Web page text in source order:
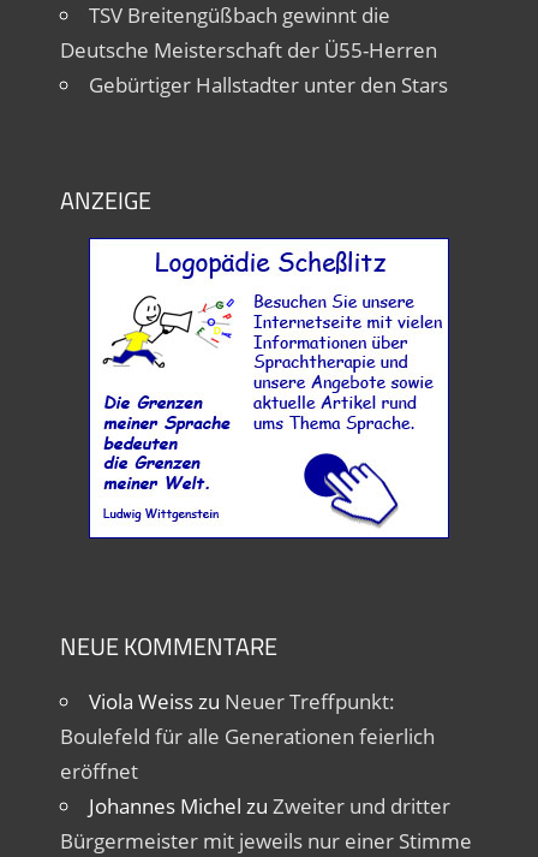
TSV Breitengüßbach gewinnt die
Deutsche Meisterschaft der Ü55-Herren
Gebürtiger Hallstadter unter den Stars
ANZEIGE
NEUE KOMMENTARE
Viola Weisszu Neuer Treffpunkt:
Boulefeld für alle Generationen feierlich
eröffnet
Johannes Michel zu Zweiter und dritter
Bürgermeister mit jeweils nur einer Stimme